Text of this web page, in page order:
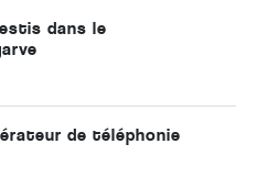
dans le
de téléphonie